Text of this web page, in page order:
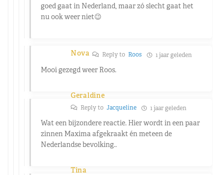
goed gaat in Nederland, maar zó slecht gaat het
nu ook weer niet😉
Nova Reply to Roos 1 jaar geleden
Mooi gezegd weer Roos.
Geraldine
Reply to Jacqueline 1 jaar geleden
Wat een bijzondere reactie. Hier wordt in een paar
zinnen Maxima afgekraakt én meteen de
Nederlandse bevolking..
Tina